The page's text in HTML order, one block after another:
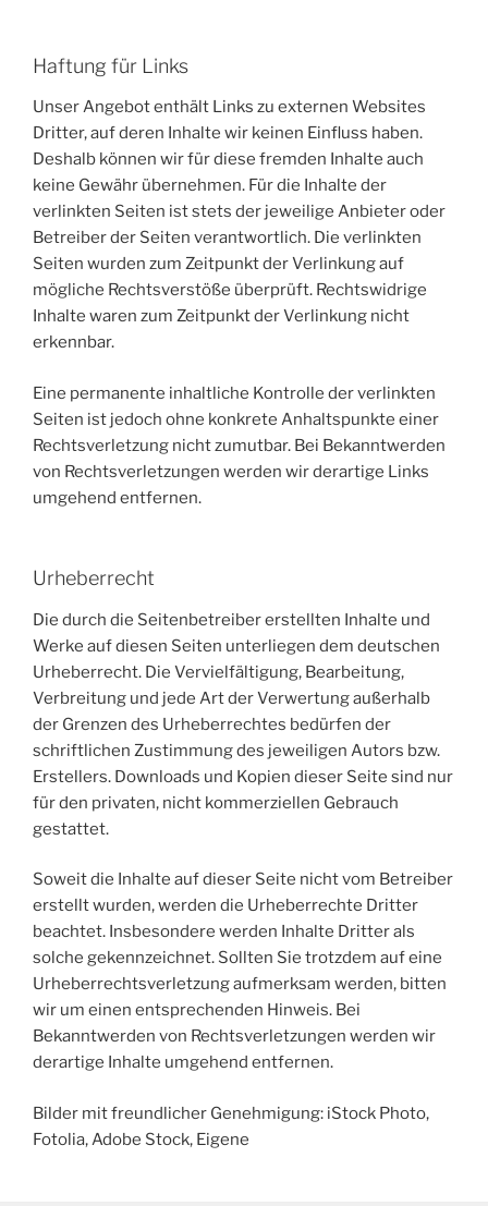
Haftung für Links
Unser Angebot enthält Links zu externen Websites
Dritter, auf deren Inhalte wir keinen Einfluss haben.
Deshalb können wir für diese fremden Inhalte auch
keine Gewähr übernehmen. Für die Inhalte der
verlinkten Seiten ist stets der jeweilige Anbieter oder
Betreiber der Seiten verantwortlich. Die verlinkten
Seiten wurden zum Zeitpunkt der Verlinkung auf
mögliche Rechtsverstöße überprüft. Rechtswidrige
Inhalte waren zum Zeitpunkt der Verlinkung nicht
erkennbar.
Eine permanente inhaltliche Kontrolle der verlinkten
Seiten ist jedoch ohne konkrete Anhaltspunkte einer
Rechtsverletzung nicht zumutbar. Bei Bekanntwerden
von Rechtsverletzungen werden wir derartige Links
umgehend entfernen.
Urheberrecht
Die durch die Seitenbetreiber erstellten Inhalte und
Werke auf diesen Seiten unterliegen dem deutschen
Urheberrecht. Die Vervielfältigung, Bearbeitung,
Verbreitung und jede Art der Verwertung außerhalb
der Grenzen des Urheberrechtes bedürfen der
schriftlichen Zustimmung des jeweiligen Autors bzw.
Erstellers. Downloads und Kopien dieser Seite sind nur
für den privaten, nicht kommerziellen Gebrauch
gestattet.
Soweit die Inhalte auf dieser Seite nicht vom Betreiber
erstellt wurden, werden die Urheberrechte Dritter
beachtet. Insbesondere werden Inhalte Dritter als
solche gekennzeichnet. Sollten Sie trotzdem auf eine
Urheberrechtsverletzung aufmerksam werden, bitten
wir um einen entsprechenden Hinweis. Bei
Bekanntwerden von Rechtsverletzungen werden wir
derartige Inhalte umgehend entfernen.
Bilder mit freundlicher Genehmigung: iStock Photo,
Fotolia, Adobe Stock, Eigene